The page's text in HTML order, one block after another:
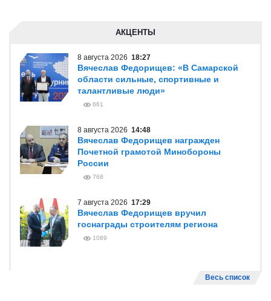
АКЦЕНТЫ
8 августа 2026 18:27
Вячеслав Федорищев: «В Самарской
области сильные, спортивные и
талантливые люди»
661
8 августа 2026 14:48
Вячеслав Федорищев награжден
Почетной грамотой Минобороны
России
768
7 августа 2026 17:29
Вячеслав Федорищев вручил
госнаграды строителям региона
1089
Весь список